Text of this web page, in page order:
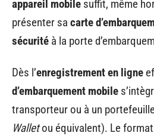
appareil mobile suffit, même
présenter sa carte
sécurité à la porte
Dès l’enregistrement en ligne
d’embarquement mobile
transporteur ou à un
Walletou équivalent). Le